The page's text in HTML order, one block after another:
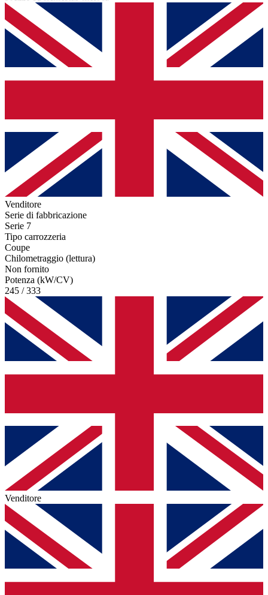
Venditore
Serie di fabbricazione
Serie 7
Tipo carrozzeria
Coupe
Chilometraggio (lettura)
Non fornito
Potenza (kW/CV)
245 / 333
Venditore